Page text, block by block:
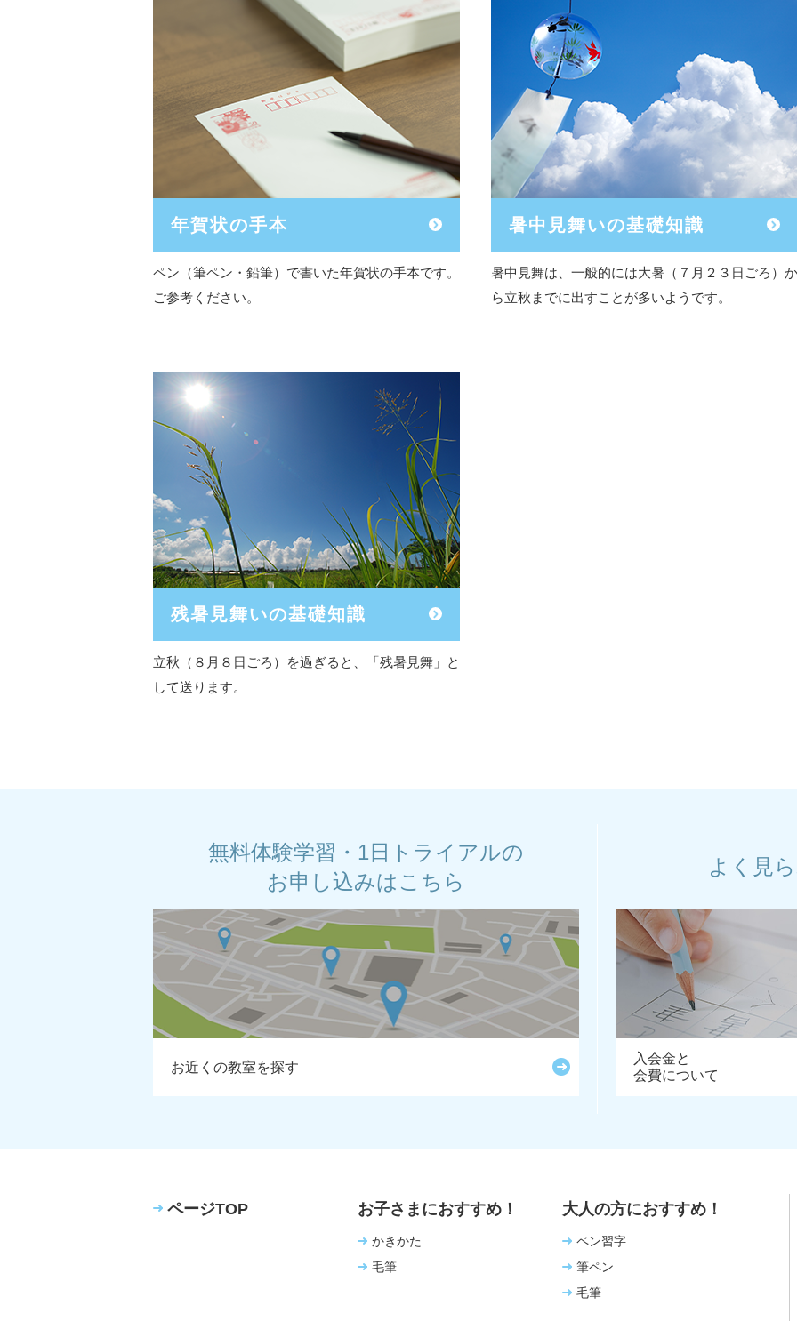
年賀状の手本
ペン（筆ペン・鉛筆）で書いた年賀状の手本です。
ご参考ください。
暑中見舞いの基礎知識
暑中見舞は、一般的には大暑（７月２３日ごろ）か
ら立秋までに出すことが多いようです。
残暑見舞いの基礎知識
立秋（８月８日ごろ）を過ぎると、「残暑見舞」と
して送ります。
無料体験学習・1日トライアルの
お申し込みはこちら
お近くの教室を探す
よく見
入会金と
会費について
ページTOP お子さまにおすすめ！
かきかた
毛筆
大人の方におすすめ！
ペン習字
筆ペン
毛筆